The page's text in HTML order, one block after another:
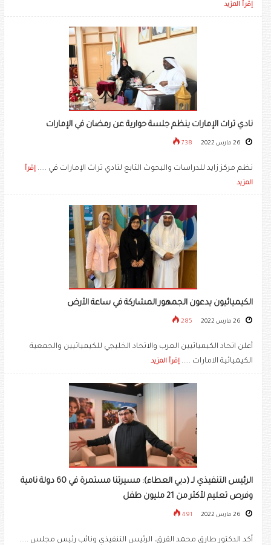
إقرأ المزيد
نادي تراث الإمارات ينظم جلسة حوارية عن رمضان في الإمارات
738
نظم مركز زايد للدراسات والبحوث التابع لنادي تراث الإمارات في ..... إقرأ
المزيد
الكيميائيون يدعون الجمهور المشاركة في ساعة الأرض
285
أعلن اتحاد الكيميائيين العرب والاتحاد الخليجي للكيميائيين والجمعية
الكيميائية الامارات ..... إقرأ المزيد
الرئيس التنفيذي لـ (دبي العطاء): مسيرتنا مستمرة في 60 دولة نامية
وفرص تعليم لأكثر من 21 مليون طفل
491
أكد الدكتور طارق محمد القرق، الرئيس التنفيذي ونائب رئيس مجلس .....